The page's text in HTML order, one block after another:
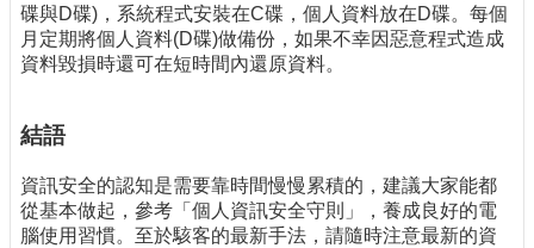
碟與D碟)，系統程式安裝在C碟，個人資料放在D碟。每個
月定期將個人資料(D碟)做備份，如果不幸因惡意程式造成
資料毀損時還可在短時間內還原資料。
結語
資訊安全的認知是需要靠時間慢慢累積的，建議大家能都
從基本做起，參考「個人資訊安全守則」，養成良好的電
腦使用習慣。至於駭客的最新手法，請隨時注意最新的資